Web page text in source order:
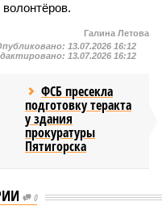
Галина Летова
13.07.2026 16:12
13.07.2026 16:12
ФСБ пресекла
подготовку теракта
у здания
прокуратуры
Пятигорска
0